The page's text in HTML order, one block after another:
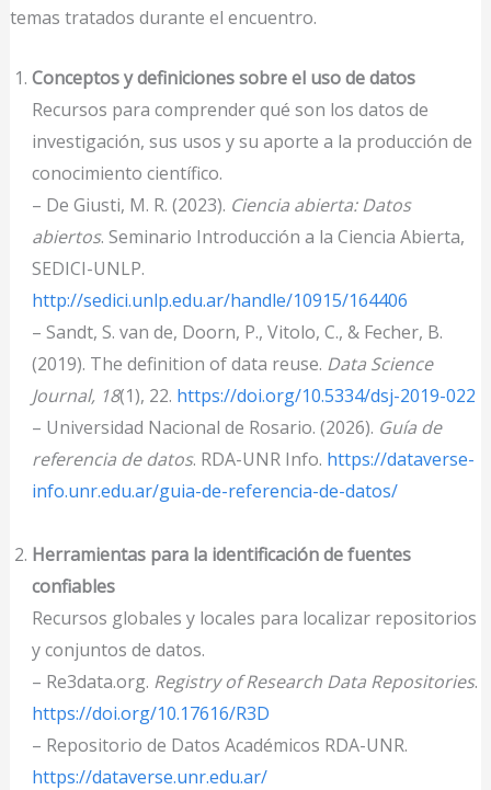
temas tratados durante el encuentro.
Conceptos y definiciones sobre el uso de datos
Recursos para comprender qué son los datos de
investigación, sus usos y su aporte a la producción de
conocimiento científico.
– De Giusti, M. R. (2023). Ciencia abierta: Datos
abiertos. Seminario Introducción a la Ciencia Abierta,
SEDICI-UNLP.
http://sedici.unlp.edu.ar/handle/10915/164406
– Sandt, S. van de, Doorn, P., Vitolo, C., & Fecher, B.
(2019). The definition of data reuse. Data Science
Journal, 18(1), 22. https://doi.org/10.5334/dsj-2019-022
– Universidad Nacional de Rosario. (2026). Guía de
referencia de datos. RDA-UNR Info. https://dataverse-
info.unr.edu.ar/guia-de-referencia-de-datos/
Herramientas para la identificación de fuentes
confiables
Recursos globales y locales para localizar repositorios
y conjuntos de datos.
– Re3data.org. Registry of Research Data Repositories.
https://doi.org/10.17616/R3D
– Repositorio de Datos Académicos RDA-UNR.
https://dataverse.unr.edu.ar/